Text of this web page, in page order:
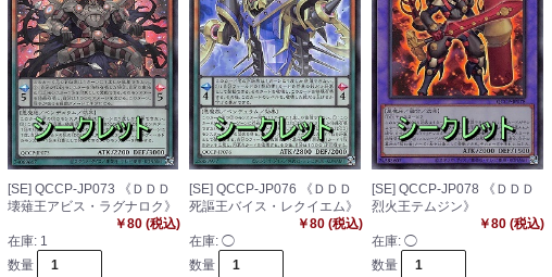
[SE] QCCP-JP073 《ＤＤＤ
壊薙王アビス・ラグナロク》
￥80 (税込)
在庫: 1
数量
[SE] QCCP-JP076 《ＤＤＤ
死謳王バイス・レクイエム》
￥80 (税込)
在庫:◯
数量
[SE] QCCP-JP078 《ＤＤＤ
烈火王テムジン》
￥80 (税込)
在庫: ◯
数量